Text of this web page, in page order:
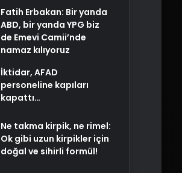
Fatih Erbakan: Bir yanda
ABD, bir yanda YPG biz
de Emevi Camii’nde
namaz kılıyoruz
İktidar, AFAD
personeline kapıları
kapattı…
Ne takma kirpik, ne rimel:
Ok gibi uzun kirpikler için
doğal ve sihirli formül!